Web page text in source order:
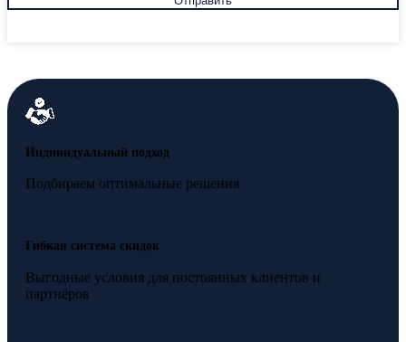
Индивидуальный подход
Подбираем оптимальные решения
Гибкая система скидок
Выгодные условия для постоянных клиентов и
партнёров